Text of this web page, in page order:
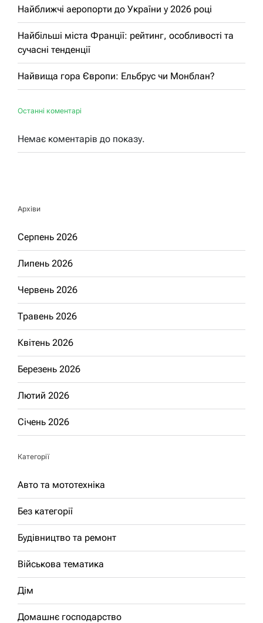
Найближчі аеропорти до України у 2026 році
Найбільші міста Франції: рейтинг, особливості та
сучасні тенденції
Найвища гора Європи: Ельбрус чи Монблан?
Останні коментарі
Немає коментарів до показу.
Архіви
Серпень 2026
Липень 2026
Червень 2026
Травень 2026
Квітень 2026
Березень 2026
Лютий 2026
Січень 2026
Категорії
Авто та мототехніка
Без категорії
Будівництво та ремонт
Військова тематика
Дім
Домашнє господарство